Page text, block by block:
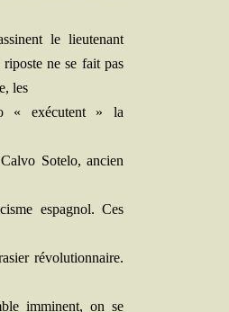
le lieu­te­nant
ne se fait pas
les
« exé­cutent » la
Sote­lo, ancien
espa­gnol. Ces
révo­lu­tion­naire.
immi­nent, on se